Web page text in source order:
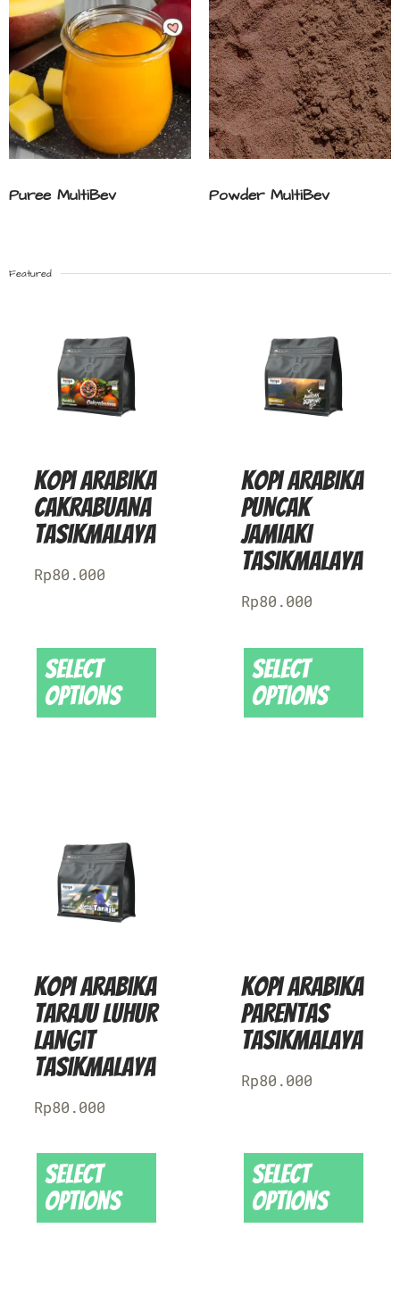
Puree MultiBev Powder MultiBev
Featured
Kopi Arabika
Cakrabuana
Tasikmalaya
Rp80.000
Select
options
Kopi Arabika
Puncak
Jamiaki
Tasikmalaya
Rp80.000
Select
options
Kopi Arabika
Taraju Luhur
Langit
Tasikmalaya
Rp80.000
Select
options
Kopi Arabika
Parentas
Tasikmalaya
Rp80.000
Select
options